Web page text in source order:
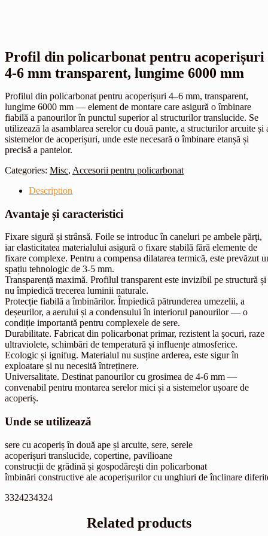
Profil din policarbonat pentru acoperișuri
4-6 mm transparent, lungime 6000 mm
Profilul din policarbonat pentru acoperișuri 4–6 mm, transparent,
lungime 6000 mm — element de montare care asigură o îmbinare
fiabilă a panourilor în punctul superior al structurilor translucide. Se
utilizează la asamblarea serelor cu două pante, a structurilor arcuite și
sistemelor de acoperișuri, unde este necesară o îmbinare etanșă și
precisă a pantelor.
Categories: Misc, Accesorii pentru policarbonat
Description
Avantaje și caracteristici
Fixare sigură și strânsă. Foile se introduc în caneluri pe ambele părți,
iar elasticitatea materialului asigură o fixare stabilă fără elemente de
fixare complexe. Pentru a compensa dilatarea termică, este prevăzut
spațiu tehnologic de 3-5 mm.
Transparență maximă. Profilul transparent este invizibil pe structură și
nu împiedică trecerea luminii naturale.
Protecție fiabilă a îmbinărilor. Împiedică pătrunderea umezelii, a
deșeurilor, a aerului și a condensului în interiorul panourilor — o
condiție importantă pentru complexele de sere.
Durabilitate. Fabricat din policarbonat primar, rezistent la șocuri, raze
ultraviolete, schimbări de temperatură și influențe atmosferice.
Ecologic și ignifug. Materialul nu susține arderea, este sigur în
exploatare și nu necesită întreținere.
Universalitate. Destinat panourilor cu grosimea de 4-6 mm —
convenabil pentru montarea serelor mici și a sistemelor ușoare de
acoperiș.
Unde se utilizează
sere cu acoperiș în două ape și arcuite, sere, serele
acoperișuri translucide, copertine, pavilioane
construcții de grădină și gospodărești din policarbonat
îmbinări constructive ale acoperișurilor cu unghiuri de înclinare
3324234324
Related products